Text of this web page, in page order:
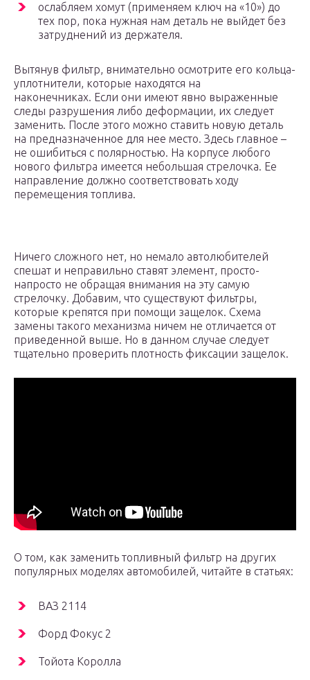
ослабляем хомут (применяем ключ на «10») до
тех пор, пока нужная нам деталь не выйдет без
затруднений из держателя.
Вытянув фильтр, внимательно осмотрите его кольца-
уплотнители, которые находятся на
наконечниках. Если они имеют явно выраженные
следы разрушения либо деформации, их следует
заменить. После этого можно ставить новую деталь
на предназначенное для нее место. Здесь главное –
не ошибиться с полярностью. На корпусе любого
нового фильтра имеется небольшая стрелочка. Ее
направление должно соответствовать ходу
перемещения топлива.
Ничего сложного нет, но немало автолюбителей
спешат и неправильно ставят элемент, просто-
напросто не обращая внимания на эту самую
стрелочку. Добавим, что существуют фильтры,
которые крепятся при помощи защелок. Схема
замены такого механизма ничем не отличается от
приведенной выше. Но в данном случае следует
тщательно проверить плотность фиксации защелок.
О том, как заменить топливный фильтр на других
популярных моделях автомобилей, читайте в статьях:
ВАЗ 2114
Форд Фокус 2
Тойота Королла